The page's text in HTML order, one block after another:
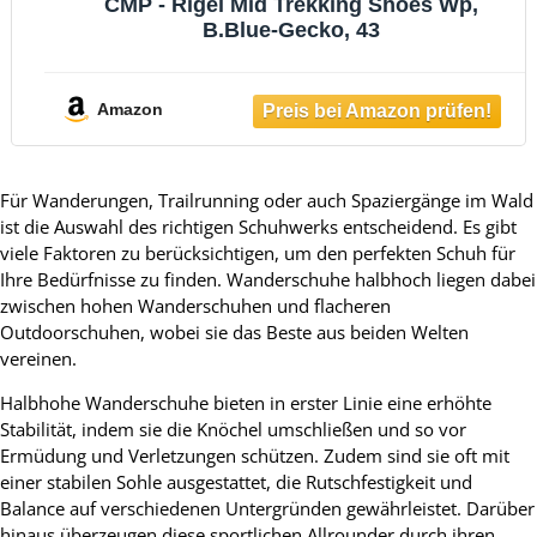
B.Blue-Gecko, 43
Amazon
Für Wanderungen, Trailrunning oder auch Spaziergänge im Wald
ist die Auswahl des richtigen Schuhwerks entscheidend. Es gibt
viele Faktoren zu berücksichtigen, um den perfekten Schuh für
Ihre Bedürfnisse zu finden. Wanderschuhe halbhoch liegen dabei
zwischen hohen Wanderschuhen und flacheren
Outdoorschuhen, wobei sie das Beste aus beiden Welten
vereinen.
Halbhohe Wanderschuhe bieten in erster Linie eine erhöhte
Stabilität, indem sie die Knöchel umschließen und so vor
Ermüdung und Verletzungen schützen. Zudem sind sie oft mit
einer stabilen Sohle ausgestattet, die Rutschfestigkeit und
Balance auf verschiedenen Untergründen gewährleistet. Darüber